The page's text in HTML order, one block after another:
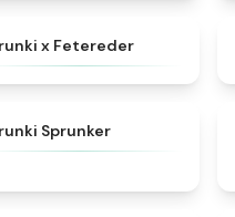
x Fetereder
Sprunker